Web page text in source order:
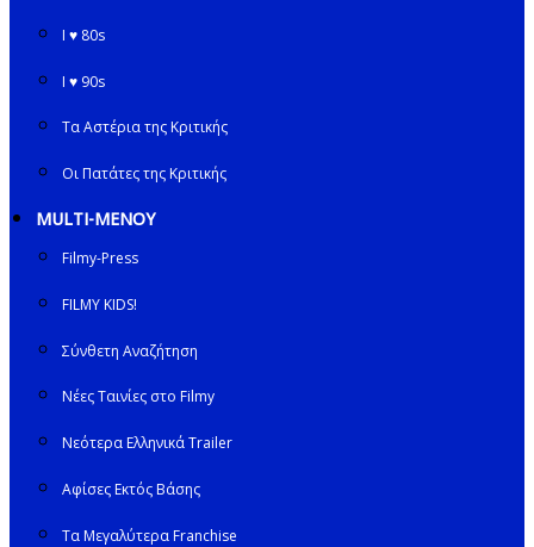
I ♥ 80s
I ♥ 90s
Τα Αστέρια της Κριτικής
Οι Πατάτες της Κριτικής
MULTI-ΜΕΝΟΥ
Filmy-Press
FILMY KIDS!
Σύνθετη Αναζήτηση
Νέες Ταινίες στο Filmy
Νεότερα Ελληνικά Trailer
Αφίσες Εκτός Βάσης
Τα Μεγαλύτερα Franchise